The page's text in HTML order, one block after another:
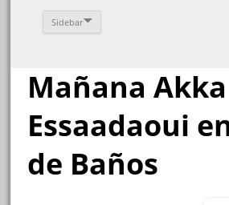
Sidebar
Mañana Akka
Essaadaoui
de Baños